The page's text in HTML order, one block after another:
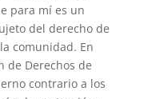
para mí es un
del derecho de
comunidad. En
de Derechos de
contrario a los